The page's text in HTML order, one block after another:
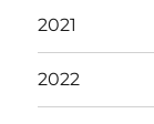
2021
2022